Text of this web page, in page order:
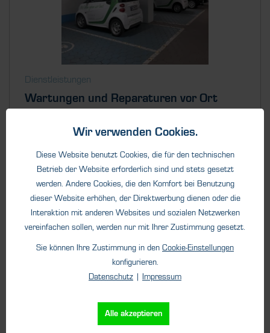
Dienstleistungen
Wartungen und Reparaturen vor Ort
Details
Wir verwenden Cookies.
Diese Website benutzt Cookies, die für den technischen
Betrieb der Website erforderlich sind und stets gesetzt
werden. Andere Cookies, die den Komfort bei Benutzung
dieser Website erhöhen, der Direktwerbung dienen oder die
Interaktion mit anderen Websites und sozialen Netzwerken
vereinfachen sollen, werden nur mit Ihrer Zustimmung gesetzt.
Sie können Ihre Zustimmung in den Cookie-Einstellungen
konfigurieren.
Datenschutz | Impressum
Alle akzeptieren